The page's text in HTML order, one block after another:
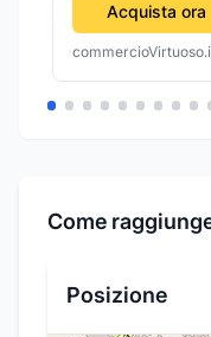
Acquista ora
Come
Posizione